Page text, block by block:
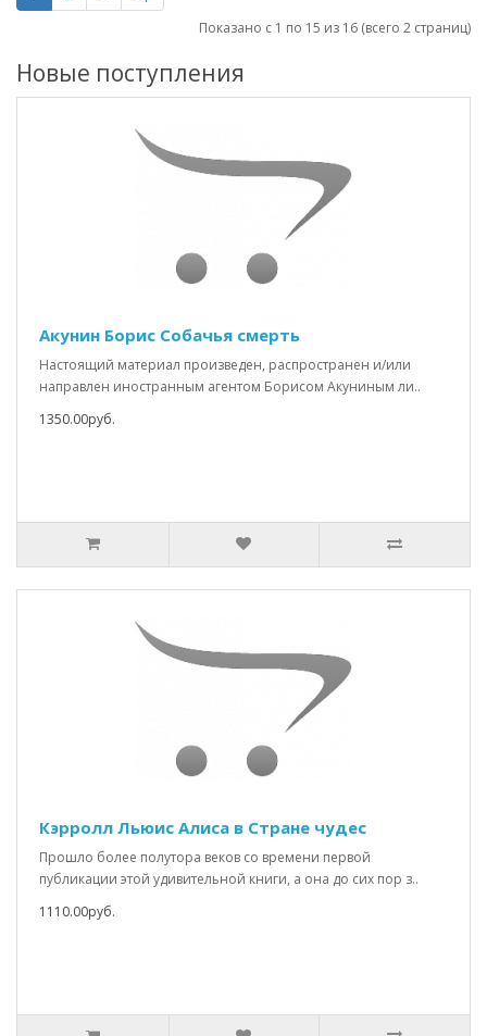
Показано с 1 по 15 из 16 (всего 2 страниц)
Новые поступления
Акунин Борис Собачья смерть
Настоящий материал произведен, распространен и/или
направлен иностранным агентом Борисом Акуниным ли..
1350.00руб.
Кэрролл Льюис Алиса в Стране чудес
Прошло более полутора веков со времени первой
публикации этой удивительной книги, а она до сих пор з..
1110.00руб.